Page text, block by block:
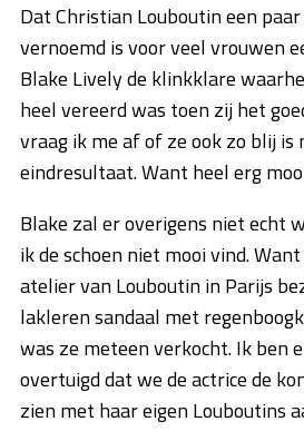
Dat Christian Louboutin een
vernoemd is voor veel vrouwen
Blake Lively de klinkklare
heel vereerd was toen zij het
vraag ik me af of ze ook zo blij is
eindresultaat. Want heel erg
Blake zal er overigens niet echt
ik de schoen niet mooi vind.
atelier van Louboutin in Parijs
lakleren sandaal met
was ze meteen verkocht. Ik ben
overtuigd dat we de actrice de
zien met haar eigen Louboutins